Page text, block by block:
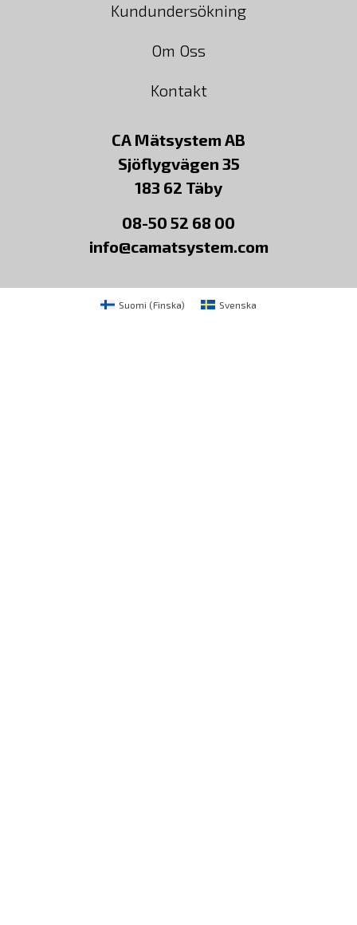
Kundundersökning
Om Oss
Kontakt
CA Mätsystem AB
Sjöflygvägen 35
183 62 Täby
08-50 52 68 00
info@camatsystem.com
Suomi (Finska) Svenska